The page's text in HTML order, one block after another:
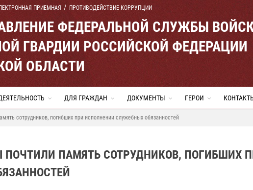
ПРИЕМНАЯ ПРОТИВОДЕЙСТВИЕ КОРРУПЦИИ
ФЕДЕРАЛЬНОЙ СЛУЖБЫ
ГВАРДИИ РОССИЙСКОЙ ФЕДЕРАЦИИ
ОБЛАСТИ
ДЛЯ ГРАЖДАН ДОКУМЕНТЫ ГЕРОИ
сотрудников, погибших при исполнении служебных обязанностей
ПОЧТИЛИ ПАМЯТЬ СОТРУДНИКОВ, ПОГИБШИХ